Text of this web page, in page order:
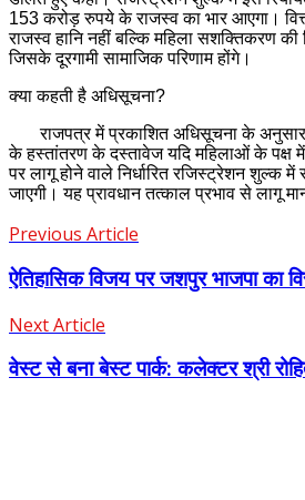
153 करोड़ रुपये के राजस्व का भार आएगा।
राजस्व हानि नहीं बल्कि महिला सशक्तिकरण की
जिसके दूरगामी सामाजिक परिणाम होंगे।
क्या कहती है अधिसूचना?
राजपत्र में प्रकाशित अधिसूचना के
के हस्तांतरण के दस्तावेज यदि महिलाओं के पक्ष में
पर लागू होने वाले निर्धारित रजिस्ट्रेशन शुल्क
जाएगी। यह प्रावधान तत्काल प्रभाव से लागू
Previous Article
ऐतिहासिक विजय पर जशपुर भाजपा का
Next Article
वेस्ट से बना बेस्ट पार्क: कलेक्टर श्री